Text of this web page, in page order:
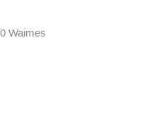
Waimes